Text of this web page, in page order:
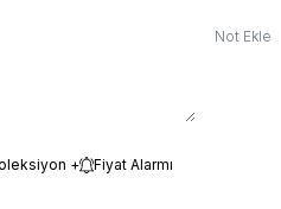
Not Ekle
+ Fiyat Alarmı